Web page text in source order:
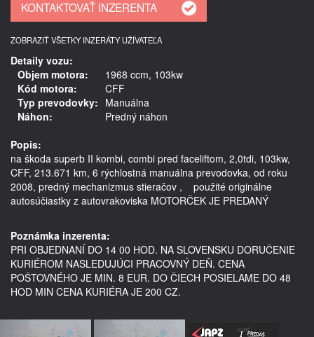
ZOBRAZIŤ VŠETKY INZERÁTY UŽÍVATEĽA
Detaily vozu:
Objem motora:
1968 ccm, 103kw
Kód motora:
CFF
Typ prevodovky: Manuálna
Náhon:
Predný náhon
Popis:
na škoda superb II kombi, combi pred faceliftom, 2,0tdi, 103kw,
CFF, 213.671 km, 6 rýchlostná manuálna prevodovka, od roku
2008, predný mechanizmus stieračov ,    použité originálne
autosúčiastky z autovrakoviska MOTORČEK JE PREDANÝ
Poznámka inzerenta:
PRI OBJEDNANÍ DO 14 00 HOD. NA SLOVENSKU DORUČENIE
KURIÉROM NASLEDUJÚCI PRACOVNÝ DEŇ. CENA
POŠTOVNÉHO JE MIN. 8 EUR. DO ČIECH POSIELAME DO 48
HOD MIN CENA KURIÉRA JE 200 CZ.